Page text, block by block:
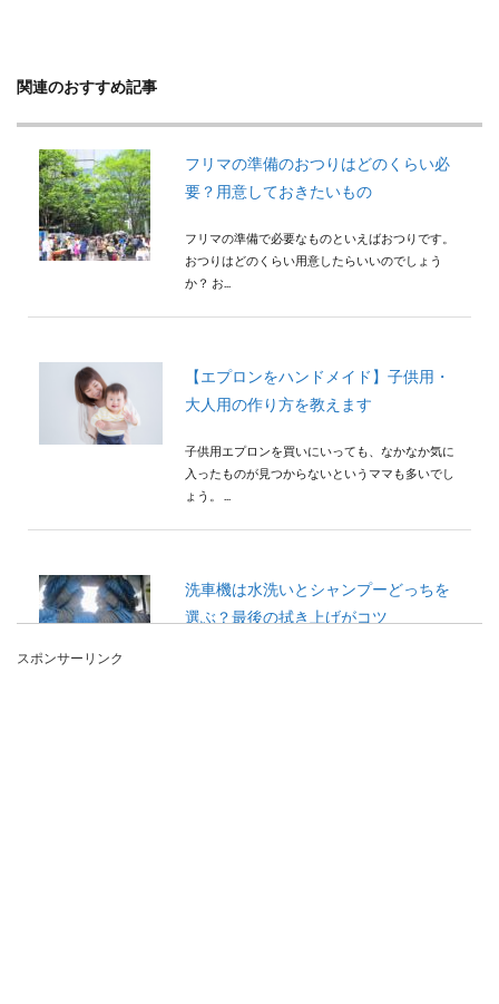
関連のおすすめ記事
フリマの準備のおつりはどのくらい必
要？用意しておきたいもの
フリマの準備で必要なものといえばおつりです。
おつりはどのくらい用意したらいいのでしょう
か？ お...
【エプロンをハンドメイド】子供用・
大人用の作り方を教えます
子供用エプロンを買いにいっても、なかなか気に
入ったものが見つからないというママも多いでし
ょう。 ...
洗車機は水洗いとシャンプーどっちを
選ぶ？最後の拭き上げがコツ
スポンサーリンク